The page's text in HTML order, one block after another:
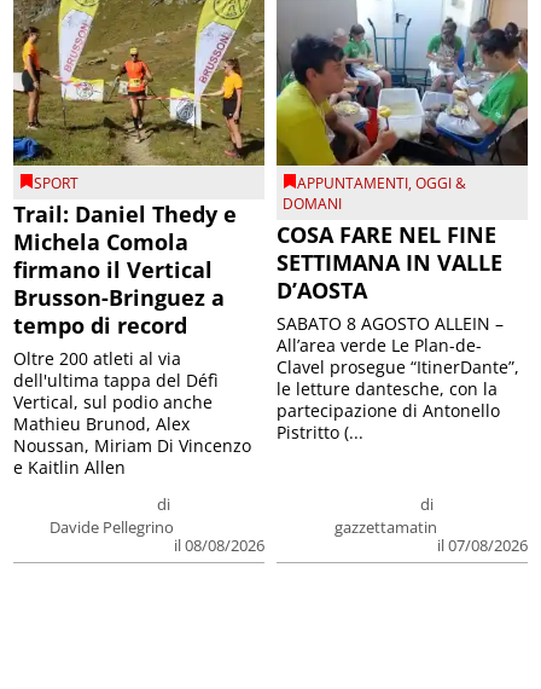
SPORT
Trail: Daniel Thedy e
Michela Comola
firmano il Vertical
Brusson-Bringuez a
tempo di record
di
Davide Pellegrino
il 08/08/2026
Oltre 200 atleti al via
dell'ultima tappa del Défì
Vertical, sul podio anche
Mathieu Brunod, Alex
Noussan, Miriam Di Vincenzo
e Kaitlin Allen
APPUNTAMENTI,OGGI &
DOMANI
COSA FARE NEL FINE
SETTIMANA IN VALLE
D’AOSTA
di
gazzettamatin
il 07/08/2026
SABATO 8 AGOSTO ALLEIN –
All’area verde Le Plan-de-
Clavel prosegue “ItinerDante”,
le letture dantesche, con la
partecipazione di Antonello
Pistritto (...